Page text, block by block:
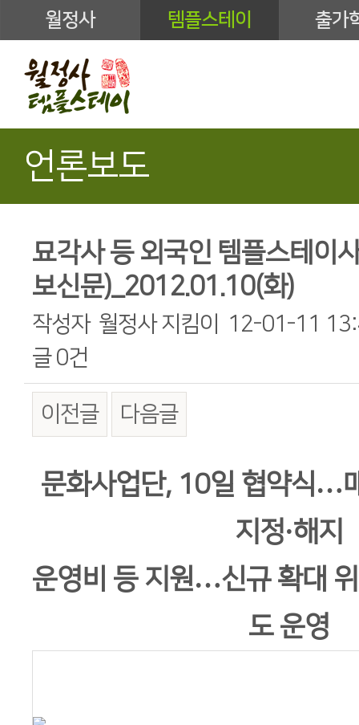
월정사 템플스테이 출가
언론보도
묘각사 등 외국인 템플스테이
보신문)_2012.01.10(화)
작성자 월정사 지킴이
12-01-11
글 0건
이전글 다음글
본문
문화사업단, 10일 협약식…
지정·해지
운영비 등 지원…신규 확대
도 운영